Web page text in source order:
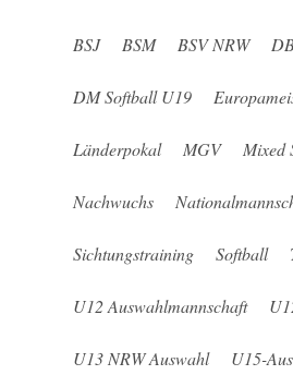
BSJ BSM BSV NRW
DM Softball U19
Länderpokal MGV Mixed
Nachwuchs
Sichtungstraining Softball
U12 Auswahlmannschaft
U13 NRW Auswahl U15-